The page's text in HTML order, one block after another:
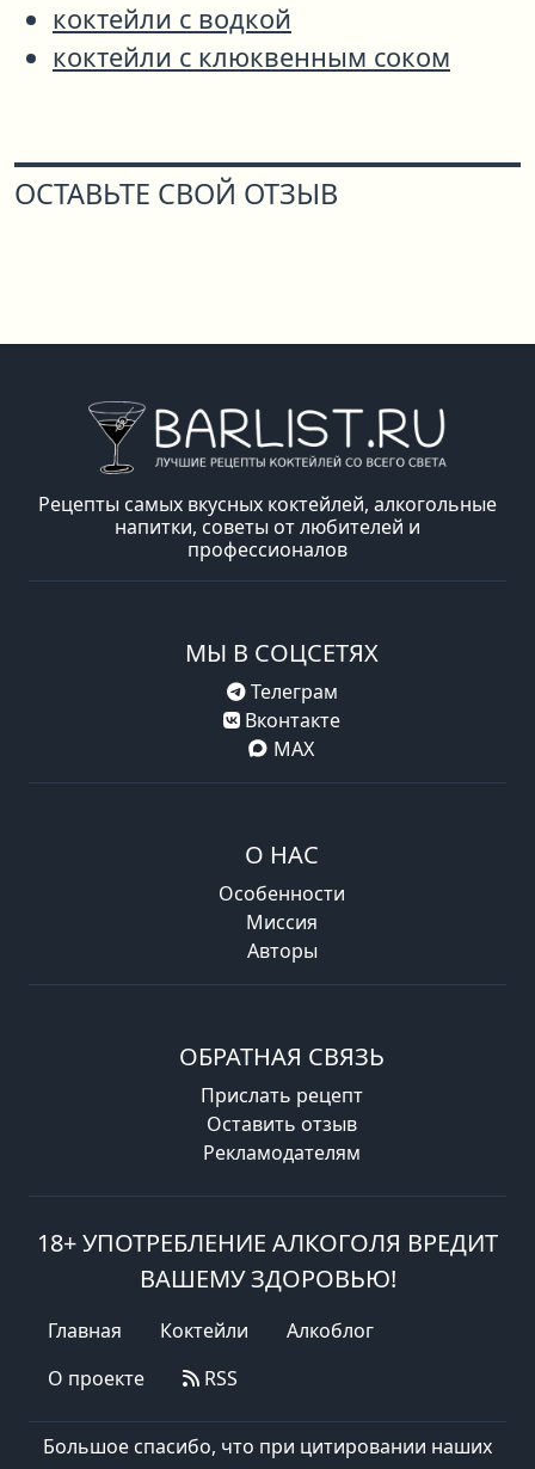
коктейли с водкой
коктейли с клюквенным соком
ОСТАВЬТЕ СВОЙ ОТЗЫВ
Рецепты самых вкусных коктейлей, алкогольные
напитки, советы от любителей и
профессионалов
МЫ В СОЦСЕТЯХ
Телеграм
Вконтакте
MAX
О НАС
Особенности
Миссия
Авторы
ОБРАТНАЯ СВЯЗЬ
Прислать рецепт
Оставить отзыв
Рекламодателям
18+ УПОТРЕБЛЕНИЕ АЛКОГОЛЯ ВРЕДИТ
ВАШЕМУ ЗДОРОВЬЮ!
Главная Коктейли
Алкоблог
О проекте
RSS
Большое спасибо, что при цитировании наших